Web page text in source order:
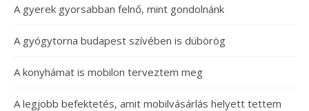
A gyerek gyorsabban felnő, mint gondolnánk
A gyógytorna budapest szívében is dübörög
A konyhámat is mobilon terveztem meg
A legjobb befektetés, amit mobilvásárlás helyett tettem